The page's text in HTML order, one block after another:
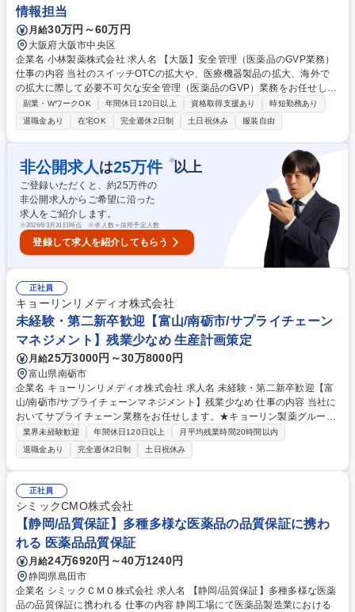
情報担当
月給30万円～60万円
大阪府大阪市中央区
企業名 小林製薬株式会社 求人名 【大阪】安全管理（医薬品のGVP業務）
仕事の内容 当社のスイッチOTCの拡大や、医療機器製品の拡大、海外で
の拡大に際して必要不可欠な安全管理（医薬品のGVP）業務をお任せしま
す。 ■国内外の医薬品等の安全管理（GVP）業務 ■要指導医薬品PMS業務
■医薬品添付文書等の表示確認業務 募集職種 【大阪】安全管理（医薬品の
GVP業務）
副業・WワークOK 年間休日120日以上 資格取得支援あり
時短勤務あり
退職金あり
在宅OK 完全週休2日制 土日祝休み 服装自由
非公開求人 は25万件 ※以上
ご登録いただくと、約25万件の
非公開求人からご希望に沿った
求人をご紹介します。
※2026年3月31日時点 ※求人数＝採用予定人数
登録して求人を紹介してもらう
正社員
キョーリンリメディオ株式会社
未経験・第二新卒歓迎【富山/南砺市/サプライチェーン
マネジメント】残業少なめ 生産計画策定
月給25万3000円～30万8000円
富山県南砺市
企業名 キョーリンリメディオ株式会社 求人名 未経験・第二新卒歓迎【富
山/南砺市/サプライチェーンマネジメント】残業少なめ 仕事の内容 当社に
おいてサプライチェーン業務をお任せします。★キョーリン製薬グループ
の一員としてジェネリック医薬品の製造販売を中心に事業展開/働きやすい
環境で腰を据えて長く働ける環境です★ 【具体的には】・受注、出荷業務
・購買計画（医薬品の生産に必要な原料や包装資材の数量を予測し、在庫
状況や生産計画を見ながら仕入れ時期や発注量などを調整） ・資材校正業
務 ・渉外活動（原料メーカーや資材業者、物流会社などの取引先と連絡・
調整を行い、供給や納期、品質などの課題を解決） 募集職種 未経験・第
二新卒歓迎【富山/南砺市/サプライチェーンマネジメント】残業少なめ
業界未経験歓迎 年間休日120日以上
月平均残業時間20時間以内
退職金あり
完全週休2日制 土日祝休み
正社員
シミックCMO株式会社
【静岡/品質保証】多種多様な医薬品の品質保証に携わ
れる 医薬品品質保証
月給24万6920円～40万1240円
静岡県島田市
企業名 シミックＣＭＯ株式会社 求人名 【静岡/品質保証】多種多様な医薬
品の品質保証に携われる 仕事の内容 静岡工場にて医薬品製造業における